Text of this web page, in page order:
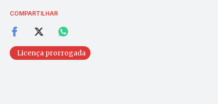
COMPARTILHAR
Licença prorrogada